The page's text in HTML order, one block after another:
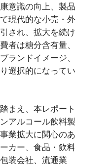
意識の向上、製品
現代的な小売・外
され、拡大を続け
者は糖分含有量、
ランドイメージ、
選択的になってい
まえ、本レポート
アルコール飲料製
業拡大に関心のあ
カー、食品・飲料
装会社、流通業